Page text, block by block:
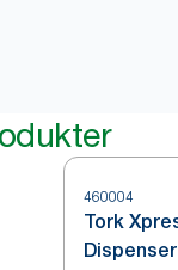
460004
Tork